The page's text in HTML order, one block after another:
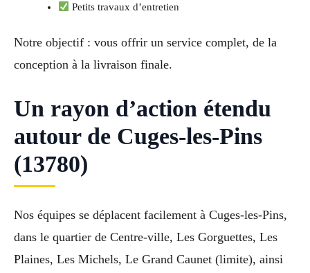
Petits travaux d’entretien
Notre objectif : vous offrir un service complet, de la
conception à la livraison finale.
Un rayon d’action étendu
autour de Cuges-les-Pins
(13780)
Nos équipes se déplacent facilement à Cuges-les-Pins,
dans le quartier de Centre-ville, Les Gorguettes, Les
Plaines, Les Michels, Le Grand Caunet (limite), ainsi